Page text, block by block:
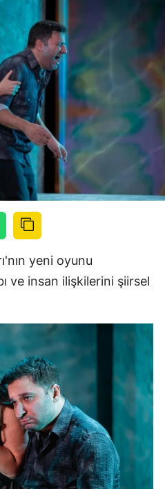
yeni oyunu
ve insan ilişkilerini şiirsel